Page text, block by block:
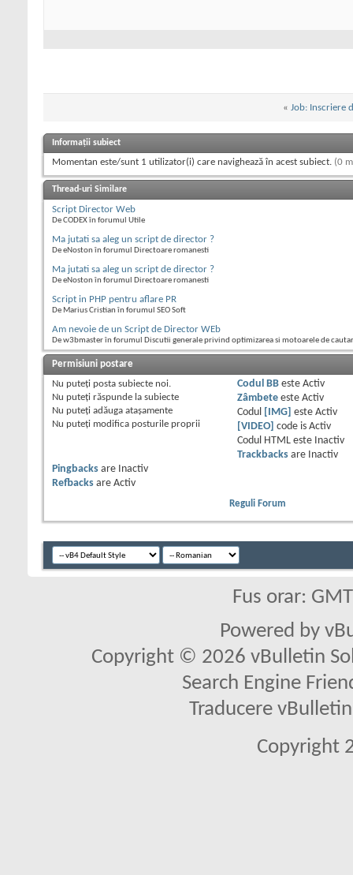
« Job: Inscriere
Informații subiect
Momentan este/sunt 1 utilizator(i) care navighează în acest subiect. (0
Thread-uri Similare
Script Director Web
De CODEX în forumul Utile
Ma jutati sa aleg un script de director ?
De eNoston în forumul Directoare romanesti
Ma jutati sa aleg un script de director ?
De eNoston în forumul Directoare romanesti
Script in PHP pentru aflare PR
De Marius Cristian în forumul SEO Soft
Am nevoie de un Script de Director WEb
De w3bmaster în forumul Discutii generale privind optimizarea si motoarele de
Permisiuni postare
Nu puteţi posta subiecte noi.
Nu puteţi răspunde la subiecte
Nu puteţi adăuga ataşamente
Nu puteţi modifica posturile proprii
Codul BBeste Activ
Zâmbeteeste Activ
Codul
[IMG] este Activ
[VIDEO]
code is Activ
Codul HTML este
Inactiv
Trackbacksare
Inactiv
Pingbacks are
Inactiv
Refbacks are Activ
Reguli Forum
Fus orar:
Powered by
Copyright © 2026 vBulletin
Search Engine
Traducere
Copyright